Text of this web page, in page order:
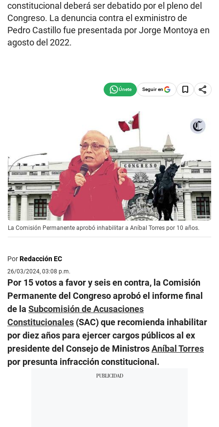
constitucional deberá ser debatido por el pleno del
Congreso. La denuncia contra el exministro de
Pedro Castillo fue presentada por Jorge Montoya en
agosto del 2022.
Seguir en
La Comisión Permanente aprobó inhabilitar a Aníbal Torres por 10 años.
PorRedacción EC
26/03/2024, 03:08 p.m.
Por 15 votos a favor y seis en contra, la Comisión
Permanente del Congreso aprobó el informe final
de la Subcomisión de Acusaciones
Constitucionales (SAC) que recomienda inhabilitar
por diez años para ejercer cargos públicos al ex
presidente del Consejo de MinistrosAníbal Torres
por presunta infracción constitucional.